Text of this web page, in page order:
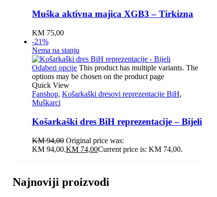
Muška aktivna majica XGB3 – Tirkizna
KM75,00
-21%
Nema na stanju
Odaberi opcije This product has multiple variants. The
options may be chosen on the product page
Quick View
Fanshop, Košarkaški dresovi reprezentacije BiH,
Muškarci
Košarkaški dres BiH reprezentacije – Bijeli
KM94,00 Original price was:
KM 94,00.KM74,00Current price is: KM 74,00.
Najnoviji proizvodi